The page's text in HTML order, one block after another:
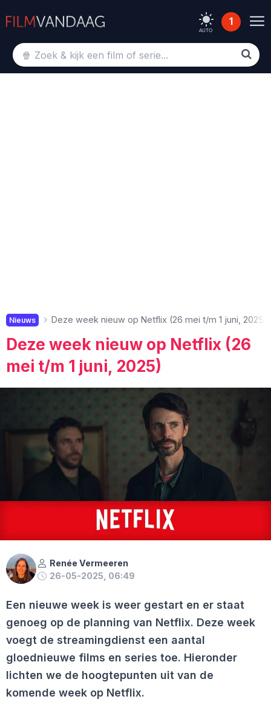
AUTO
1
Nieuws Deze week nieuw op Netflix (26 mei t/m 1 juni, 2025)
Deze week nieuw op Netflix (26
mei t/m 1 juni, 2025)
Renée Vermeeren
26-05-2025, 06:49
Een nieuwe week is weer gestart en er staat
genoeg op de planning van Netflix. Deze week
voegt de streamingdienst een aantal
gloednieuwe films en series toe. Hieronder
lichten we de hoogtepunten uit van de
komende week op Netflix.